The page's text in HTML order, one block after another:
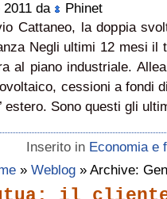
2011 da
Phinet
Cattaneo, la doppia
Negli ultimi 12 mesi il
al piano industriale.
cessioni a fondi
estero. Sono questi gli
Inserito in Economia e
» Weblog » Archive: